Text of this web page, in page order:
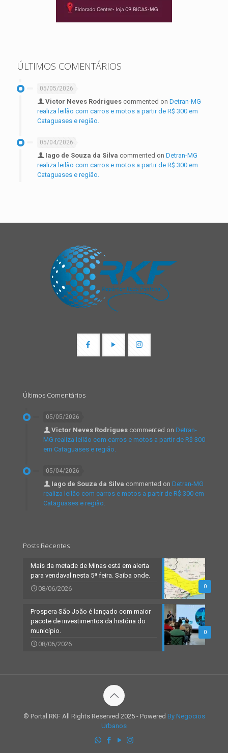
ÚLTIMOS COMENTÁRIOS
05/05/2026
Victor Neves Rodrigues commented on Detran-MG
realiza leilão com carros e motos a partir de R$ 300 em
Cataguases e região.
05/04/2026
Iago de Souza da Silva commented on Detran-MG
realiza leilão com carros e motos a partir de R$ 300 em
Cataguases e região.
Últimos Comentários
05/05/2026
Victor Neves Rodrigues commented on Detran-
MG realiza leilão com carros e motos a partir de R$ 300
em Cataguases e região.
05/04/2026
Iago de Souza da Silva commented on Detran-MG
realiza leilão com carros e motos a partir de R$ 300 em
Cataguases e região.
Posts Recentes
0
Mais da metade de Minas está em alerta
para vendaval nesta 5ª feira. Saiba onde.
08/06/2026
0
Prospera São João é lançado com maior
pacote de investimentos da história do
município.
08/06/2026
© Portal RKF All Rights Reserved 2025 - Powered By Negocios
Urbanos